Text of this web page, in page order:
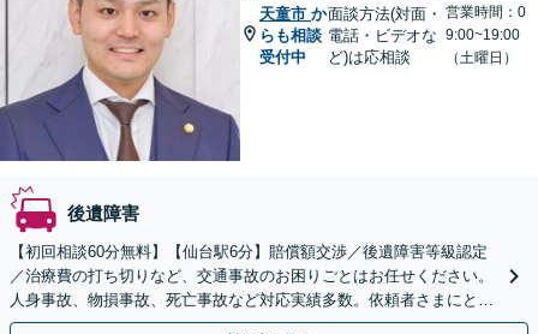
天童市 か
らも相談
受付中
面談方法(対面・
電話・ビデオな
ど)は応相談
営業時間：0
9:00~19:00
（土曜日）
後遺障害
【初回相談60分無料】【仙台駅6分】賠償額交渉／後遺障害等級認定
／治療費の打ち切りなど、交通事故のお困りごとはお任せください。
人身事故、物損事故、死亡事故など対応実績多数。依頼者さまにとっ
て最善の解決となるよう、粘り強く交渉・対応します